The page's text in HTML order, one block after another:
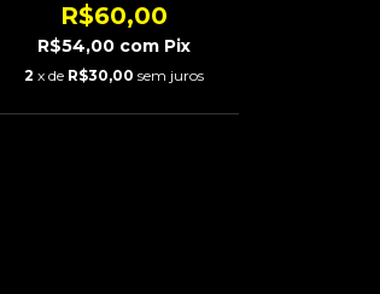
R$60,00
R$54,00 com Pix
2 x de R$30,00 sem juros